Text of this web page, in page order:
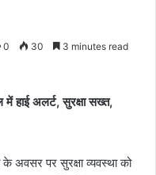
0 30 3 minutes read
हाई अलर्ट, सुरक्षा सख्त,
अवसर पर सुरक्षा व्यवस्था को